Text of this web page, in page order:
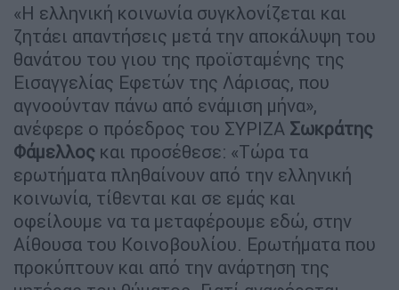
«Η ελληνική κοινωνία συγκλονίζεται και
ζητάει απαντήσεις μετά την αποκάλυψη του
θανάτου του γιου της προϊσταμένης της
Εισαγγελίας Εφετών της Λάρισας, που
αγνοούνταν πάνω από ενάμιση μήνα»,
ανέφερε ο πρόεδρος του ΣΥΡΙΖΑ Σωκράτης
Φάμελλος και προσέθεσε: «Τώρα τα
ερωτήματα πληθαίνουν από την ελληνική
κοινωνία, τίθενται και σε εμάς και
οφείλουμε να τα μεταφέρουμε εδώ, στην
Αίθουσα του Κοινοβουλίου. Ερωτήματα που
προκύπτουν και από την ανάρτηση της